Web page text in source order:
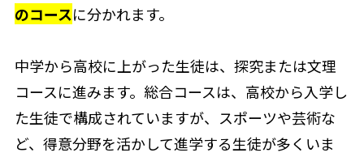
のコースに分かれます。
中学から高校に上がった生徒は、探究または文理
コースに進みます。総合コースは、高校から入学し
た生徒で構成されていますが、スポーツや芸術な
ど、得意分野を活かして進学する生徒が多くいま